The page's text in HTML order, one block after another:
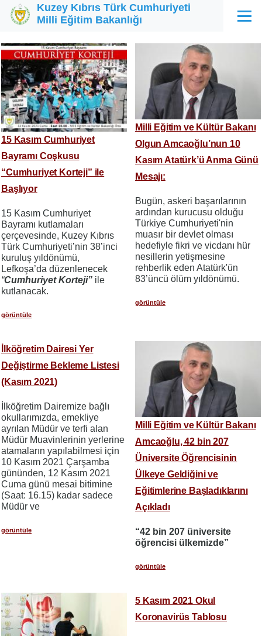
Ana içeriğe atla
Kuzey Kıbrıs Türk Cumhuriyeti
Milli Eğitim Bakanlığı
Menü
15 Kasım Cumhuriyet
Bayramı Coşkusu
“Cumhuriyet Korteji” ile
Başlıyor
15 Kasım Cumhuriyet
Bayramı kutlamaları
çerçevesinde, Kuzey Kıbrıs
Türk Cumhuriyeti’nin 38’inci
kuruluş yıldönümü,
Lefkoşa’da düzenlenecek
“Cumhuriyet Korteji” ile
kutlanacak.
görüntüle
Milli Eğitim ve Kültür Bakanı
Olgun Amcaoğlu’nun 10
Kasım Atatürk’ü Anma Günü
Mesajı:
Bugün, askeri başarılarının
ardından kurucusu olduğu
Türkiye Cumhuriyeti'nin
muasır bir devlet olması
hedefiyle fikri ve vicdanı hür
nesillerin yetişmesine
rehberlik eden Atatürk'ün
83’üncü ölüm yıldönümü.
görüntüle
İlköğretim Dairesi Yer
Değiştirme Bekleme Listesi
(Kasım 2021)
İlköğretim Dairemize bağlı
okullarımızda, emekliye
ayrılan Müdür ve terfi alan
Müdür Muavinlerinin yerlerine
atamaların yapılabilmesi için
10 Kasım 2021 Çarşamba
gününden, 12 Kasım 2021
Cuma günü mesai bitimine
(Saat: 16.15) kadar sadece
Müdür ve
görüntüle
Milli Eğitim ve Kültür Bakanı
Amcaoğlu, 42 bin 207
Üniversite Öğrencisinin
Ülkeye Geldiğini ve
Eğitimlerine Başladıklarını
Açıkladı
“42 bin 207 üniversite
öğrencisi ülkemizde”
görüntüle
5 Kasım 2021 Okul
Koronavirüs Tablosu